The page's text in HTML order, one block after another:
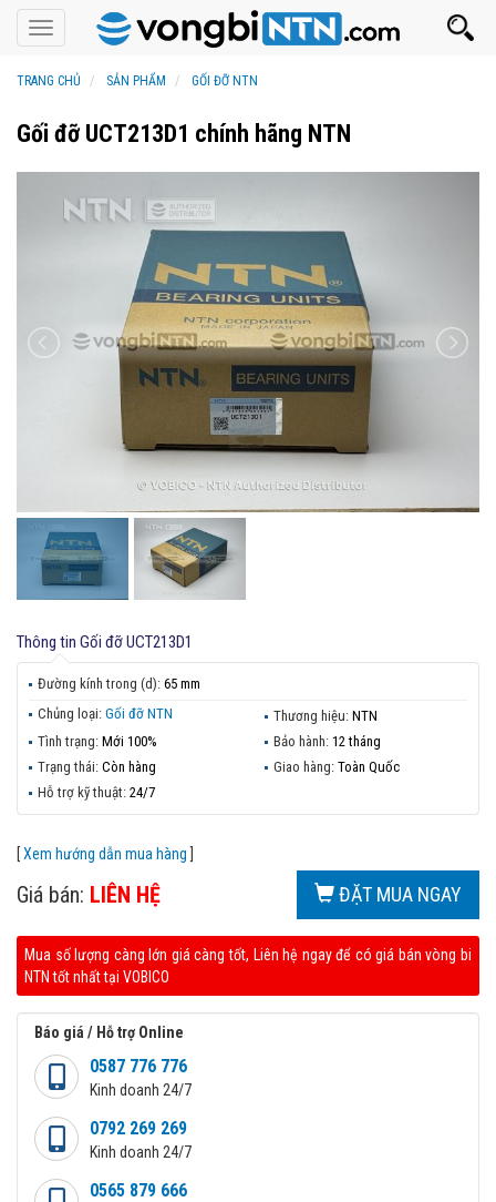
Toggle
navigation
TRANG CHỦ SẢN PHẨM GỐI ĐỠ NTN
Gối đỡ UCT213D1 chính hãng NTN
Thông tin Gối đỡ UCT213D1
Đường kính trong (d): 65 mm
Chủng loại: Gối đỡ NTN Thương hiệu: NTN
Tình trạng: Mới 100% Bảo hành: 12 tháng
Trạng thái: Còn hàng Giao hàng: Toàn Quốc
Hỗ trợ kỹ thuật: 24/7
[Xem hướng dẫn mua hàng
Giá bán: LIÊN HỆ ĐẶT MUA NGAY
Mua số lượng càng lớn giá càng tốt, Liên hệ ngay để có giá bán vòng bi
NTN tốt nhất tại VOBICO
Báo giá / Hỗ trợ Online
0587 776 776
Kinh doanh 24/7
0792 269 269
Kinh doanh 24/7
0565 879 666